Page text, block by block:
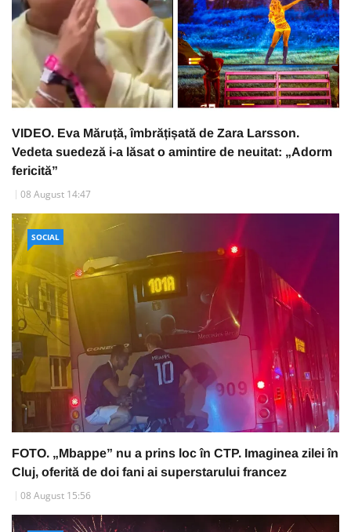
VIDEO. Eva Măruță, îmbrățișată de Zara Larsson.
Vedeta suedeză i-a lăsat o amintire de neuitat: „Adorm
fericită”
08 August 14:47
SOCIAL
FOTO. „Mbappe” nu a prins loc în CTP. Imaginea zilei în
Cluj, oferită de doi fani ai superstarului francez
08 August 15:56